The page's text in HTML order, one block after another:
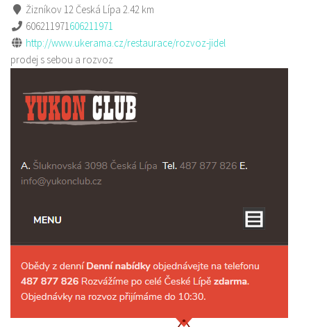
Žizníkov 12 Česká Lípa 2.42 km
606211971606211971
http://www.ukerama.cz/restaurace/rozvoz-jidel
prodej s sebou a rozvoz